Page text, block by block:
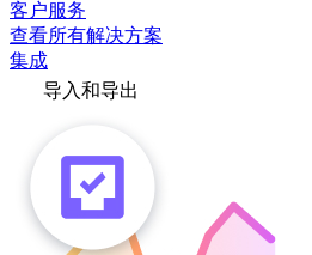
客户服务
查看所有解决方案
集成
导入和导出